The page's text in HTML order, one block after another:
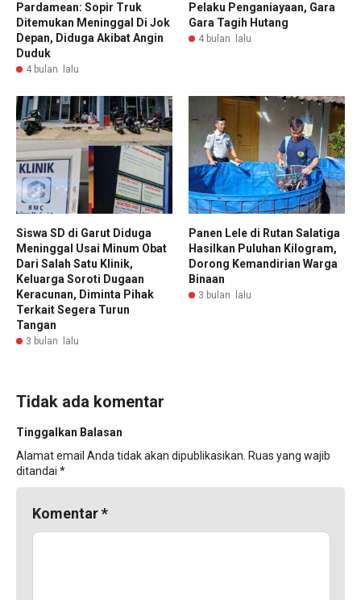
Pardamean: Sopir Truk
Ditemukan Meninggal Di Jok
Depan, Diduga Akibat Angin
Duduk
4 bulan lalu
Pelaku Penganiayaan, Gara
Gara Tagih Hutang
4 bulan lalu
Siswa SD di Garut Diduga
Meninggal Usai Minum Obat
Dari Salah Satu Klinik,
Keluarga Soroti Dugaan
Keracunan, Diminta Pihak
Terkait Segera Turun
Tangan
3 bulan lalu
Panen Lele di Rutan Salatiga
Hasilkan Puluhan Kilogram,
Dorong Kemandirian Warga
Binaan
3 bulan lalu
Tidak ada komentar
Tinggalkan Balasan
Alamat email Anda tidak akan dipublikasikan. Ruas yang wajib
ditandai *
Komentar*